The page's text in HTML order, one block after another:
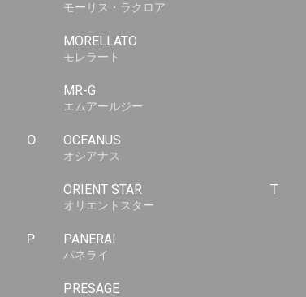
モーリス・ラクロア
MORELLATO
モレラート
MR-G
エムアールジー
O OCEANUS
オシアナス
ORIENT STAR
オリエントスター
P PANERAI
パネライ
PRESAGE
T